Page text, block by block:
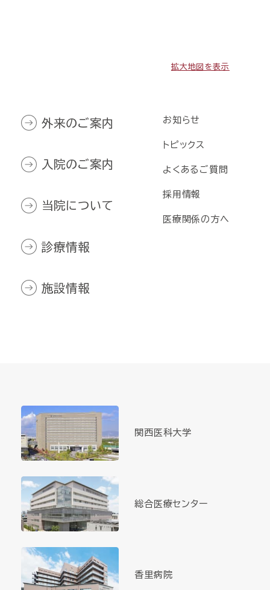
拡大地図を表示
外来のご案内
入院のご案内
当院について
診療情報
施設情報
お知らせ
トピックス
よくあるご質問
採用情報
医療関係の方へ
関西医科大学
総合医療センター
香里病院